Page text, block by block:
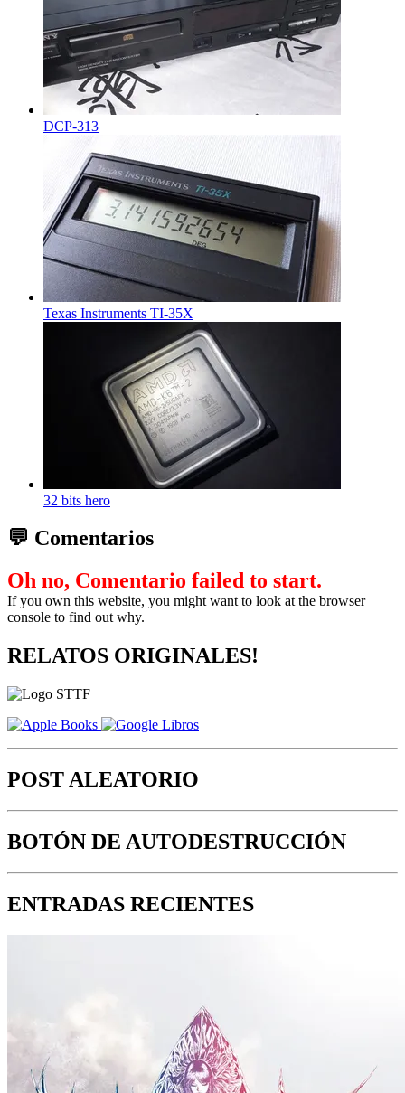
DCP-313
Texas Instruments TI-35X
32 bits hero
💬 Comentarios
Oh no, Comentario failed to start.
If you own this website, you might want to look at the browser
console to find out why.
RELATOS ORIGINALES!
POST ALEATORIO
BOTÓN DE AUTODESTRUCCIÓN
ENTRADAS RECIENTES